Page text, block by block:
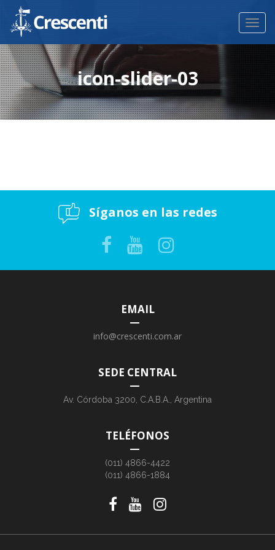
icon-slider-03
Síganos en las redes
EMAIL
info@crescenti.com.ar
SEDE CENTRAL
Av. Córdoba 3200, C.A.B.A., Argentina
TELÉFONOS
(011) 4866-4422
(011) 4866-1884